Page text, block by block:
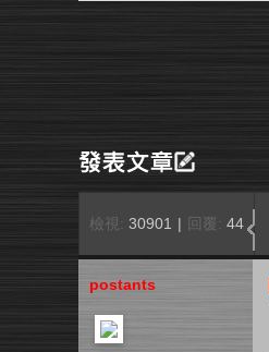
檢視: 30901 | 回覆: 44
postants